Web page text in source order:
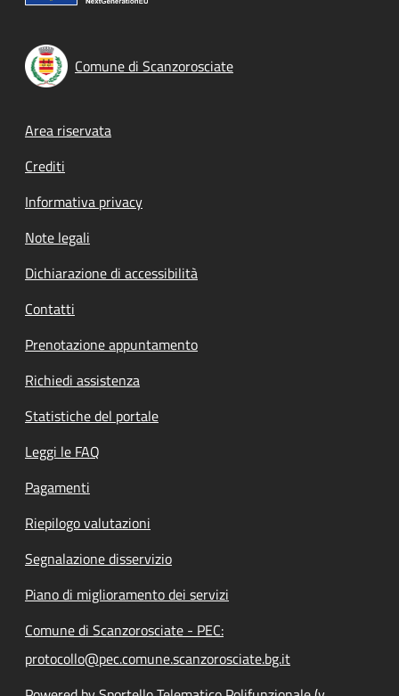
Comune di Scanzorosciate
Footer menu
Area riservata
Crediti
Informativa privacy
Note legali
Dichiarazione di accessibilità
Contatti
Prenotazione appuntamento
Richiedi assistenza
Statistiche del portale
Leggi le FAQ
Pagamenti
Riepilogo valutazioni
Segnalazione disservizio
Piano di miglioramento dei servizi
Comune di Scanzorosciate - PEC:
protocollo@pec.comune.scanzorosciate.bg.it